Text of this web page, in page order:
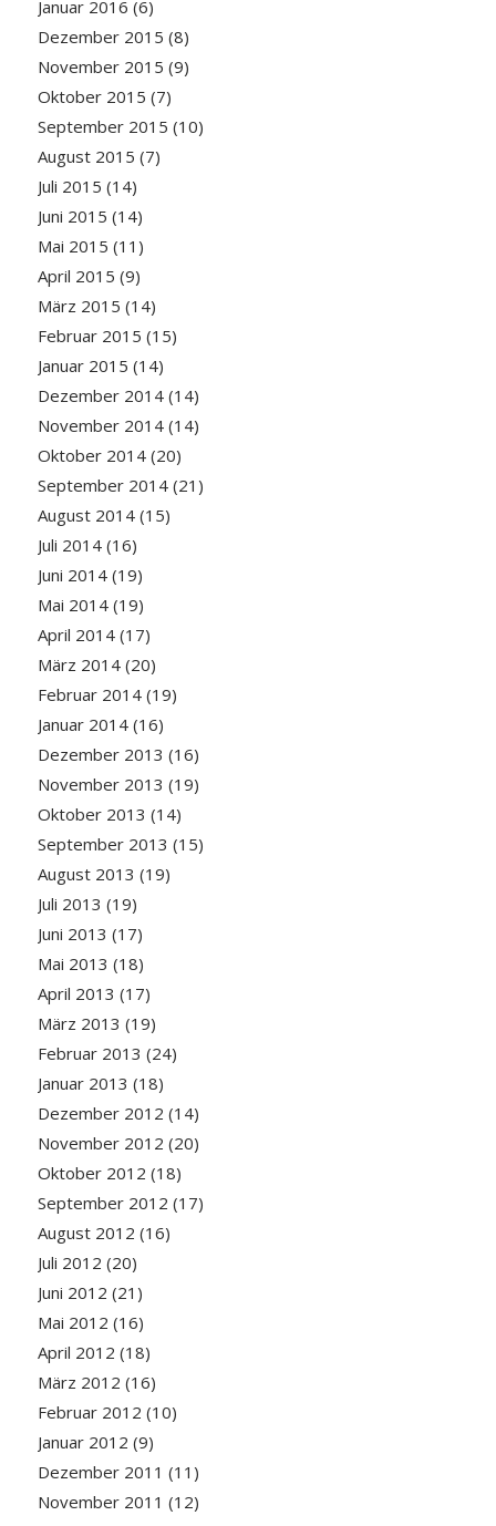
Januar 2016 (6)
Dezember 2015 (8)
November 2015 (9)
Oktober 2015 (7)
September 2015 (10)
August 2015 (7)
Juli 2015 (14)
Juni 2015 (14)
Mai 2015 (11)
April 2015 (9)
März 2015 (14)
Februar 2015 (15)
Januar 2015 (14)
Dezember 2014(14)
November 2014(14)
Oktober 2014(20)
September 2014(21)
August 2014(15)
Juli 2014(16)
Juni 2014(19)
Mai 2014(19)
April 2014(17)
März 2014(20)
Februar 2014(19)
Januar 2014(16)
Dezember 2013 (16)
November 2013 (19)
Oktober 2013 (14)
September 2013 (15)
August 2013 (19)
Juli 2013 (19)
Juni 2013 (17)
Mai 2013 (18)
April 2013 (17)
März 2013 (19)
Februar 2013 (24)
Januar 2013 (18)
Dezember 2012 (14)
November 2012 (20)
Oktober 2012 (18)
September 2012 (17)
August 2012 (16)
Juli 2012 (20)
Juni 2012 (21)
Mai 2012 (16)
April 2012 (18)
März 2012 (16)
Februar 2012 (10)
Januar 2012 (9)
Dezember 2011 (11)
November 2011 (12)